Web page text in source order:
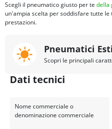
Scegli il pneumatico giusto per te della
un'ampia scelta per soddisfare tutte le
prestazioni.
Pneumatici
Scopri le principali
Dati tecnici
Nome commerciale o
denominazione commerciale